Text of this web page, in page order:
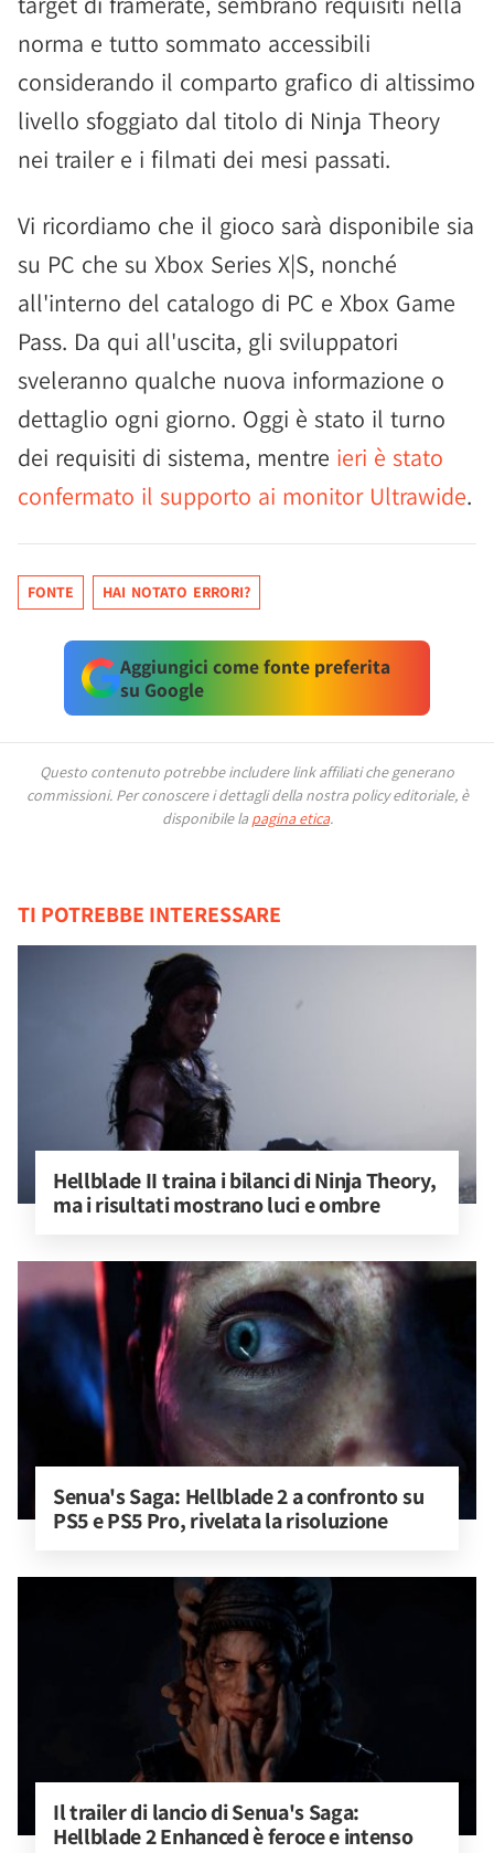
norma e tutto sommato accessibili
considerando il comparto grafico di altissimo
livello sfoggiato dal titolo di Ninja Theory
nei trailer e i filmati dei mesi passati.
Vi ricordiamo che il gioco sarà disponibile sia
su PC che su Xbox Series X|S, nonché
all'interno del catalogo di PC e Xbox Game
Pass. Da qui all'uscita, gli sviluppatori
sveleranno qualche nuova informazione o
dettaglio ogni giorno. Oggi è stato il turno
dei requisiti di sistema, mentre ieri è stato
confermato il supporto ai monitor Ultrawide.
FONTE HAI NOTATO ERRORI?
Aggiungici come fonte preferita
su Google
Questo contenuto potrebbe includere link affiliati che generano
commissioni. Per conoscere i dettagli della nostra policy editoriale, è
disponibile la pagina etica.
TI POTREBBE INTERESSARE
Hellblade II traina i bilanci di Ninja Theory,
ma i risultati mostrano luci e ombre
Senua's Saga: Hellblade 2 a confronto su
PS5 e PS5 Pro, rivelata la risoluzione
Il trailer di lancio di Senua's Saga:
Hellblade 2 Enhanced è feroce e intenso